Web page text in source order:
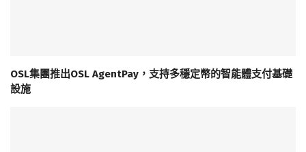
OSL集團推出OSL AgentPay，支持多穩定幣的智能體支付基礎
設施